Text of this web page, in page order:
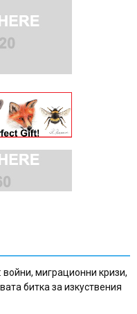
миграционни кризи,
битка за изкуствения